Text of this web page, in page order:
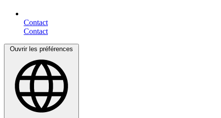
Contact
Ouvrir les préférences